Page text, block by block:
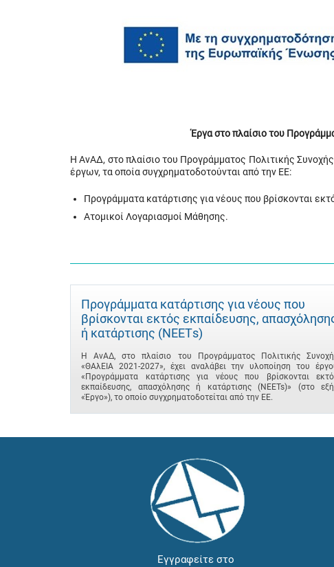
Έργα στο πλαίσιο του
Η ΑνΑΔ, στο πλαίσιο του Προγράμματος Πολιτικής
έργων, τα οποία συγχρηματοδοτούνται από την ΕΕ:
Προγράμματα κατάρτισης για νέους που βρίσκονται
Ατομικοί Λογαριασμοί Μάθησης.
Προγράμματα κατάρτισης για νέους που
βρίσκονται εκτός εκπαίδευσης,
ή κατάρτισης (ΝΕΕΤs)
Η ΑνΑΔ, στο πλαίσιο του Προγράμματος Πολιτικής
«ΘΑλΕΙΑ 2021-2027», έχει αναλάβει την υλοποίηση του
«Προγράμματα κατάρτισης για νέους που βρίσκονται
εκπαίδευσης, απασχόλησης ή κατάρτισης (NEETs)» (στο
«Έργο»), το οποίο συγχρηματοδοτείται από την ΕΕ.
Εγγραφείτε στο